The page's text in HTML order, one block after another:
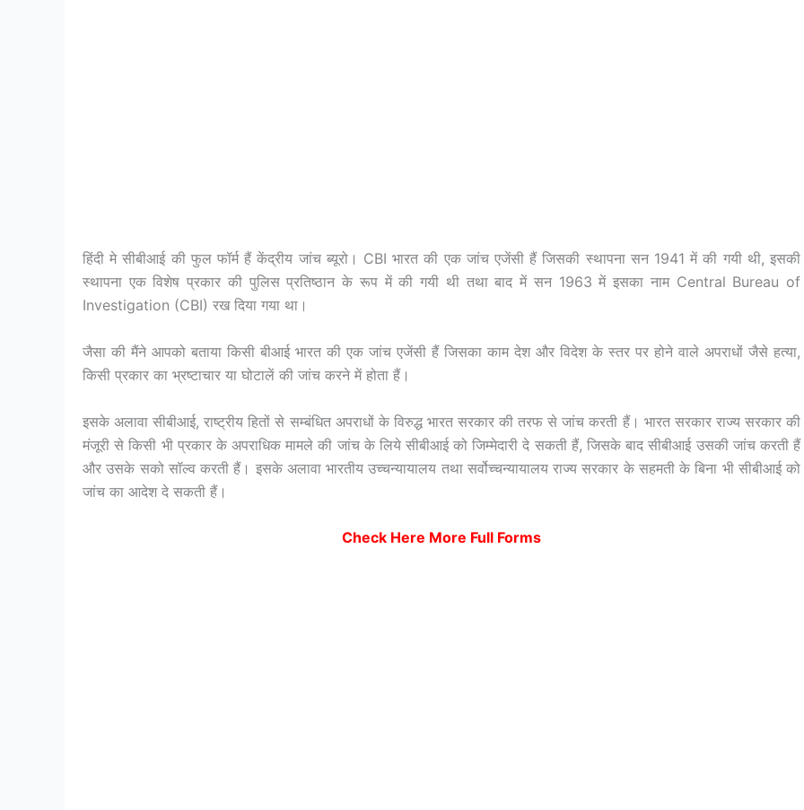
हिंदी मे सीबीआई की फुल फॉर्म हैं केंद्रीय जांच ब्यूरो। CBI भारत की एक जांच एजेंसी हैं जिसकी स्थापना सन 1941 में की गयी थी, इसकी
स्थापना एक विशेष प्रकार की पुलिस प्रतिष्ठान के रूप में की गयी थी तथा बाद में सन 1963 में इसका नाम Central Bureau of
Investigation (CBI) रख दिया गया था।
जैसा की मैंने आपको बताया किसी बीआई भारत की एक जांच एजेंसी हैं जिसका काम देश और विदेश के स्तर पर होने वाले अपराधों जैसे हत्या,
किसी प्रकार का भ्रष्टाचार या घोटालें की जांच करने में होता हैं।
इसके अलावा सीबीआई, राष्ट्रीय हितों से सम्बंधित अपराधों के विरुद्ध भारत सरकार की तरफ से जांच करती हैं। भारत सरकार राज्य सरकार की
मंजूरी से किसी भी प्रकार के अपराधिक मामले की जांच के लिये सीबीआई को जिम्मेदारी दे सकती हैं, जिसके बाद सीबीआई उसकी जांच करती हैं
और उसके सको सॉल्व करती हैं। इसके अलावा भारतीय उच्चन्यायालय तथा सर्वोच्चन्यायालय राज्य सरकार के सहमती के बिना भी सीबीआई को
जांच का आदेश दे सकती हैं।
Check Here More Full Forms